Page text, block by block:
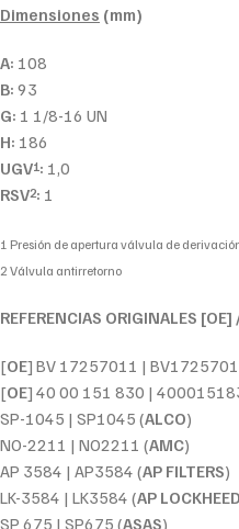
Dimensiones (mm)
A: 108
B: 93
G: 1 1/8-16 UN
H: 186
UGV1: 1,0
RSV2: 1
1 Presión de apertura válvula de
2 Válvula antirretorno
REFERENCIAS ORIGINALES
[OE] BV 17257011 |
[OE] 40 00 151 830 |
SP-1045 | SP1045 (ALCO)
NO-2211 | NO2211 (AMC)
AP 3584 | AP3584 (AP FILTERS)
LK-3584 | LK3584 (AP LOCKHEED
SP 675 | SP675 (ASAS)